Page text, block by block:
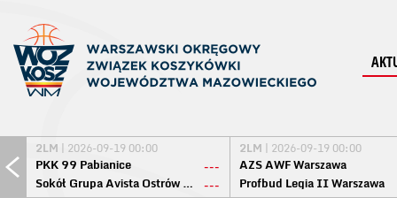
2LM | 2026-09-19 00:00
PKK 99 Pabianice
---
Sokół Grupa Avista Ostrów Maz. ---
2LM | 2026-09-19 00:00
AZS AWF Warszawa
Profbud Legia II Warszawa